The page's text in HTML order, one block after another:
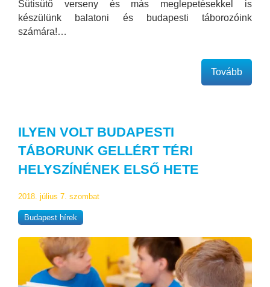
Sütisütő verseny és más meglepetésekkel is
készülünk balatoni és budapesti táborozóink
számára!…
Tovább
ILYEN VOLT BUDAPESTI
TÁBORUNK GELLÉRT TÉRI
HELYSZÍNÉNEK ELSŐ HETE
2018. július 7. szombat
Budapest hírek